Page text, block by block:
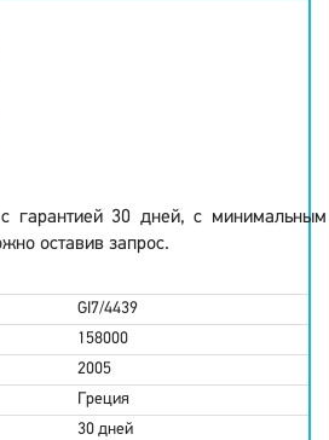
гарантией 30 дней, с минимальным
оставив запрос.
GI7/4439
158000
2005
Греция
30 дней